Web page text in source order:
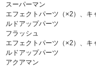
スーパーマン
エフェクトパーツ（×2）、
ルドアップパーツ
フラッシュ
エフェクトパーツ（×2）、
ルドアップパーツ
アクアマン